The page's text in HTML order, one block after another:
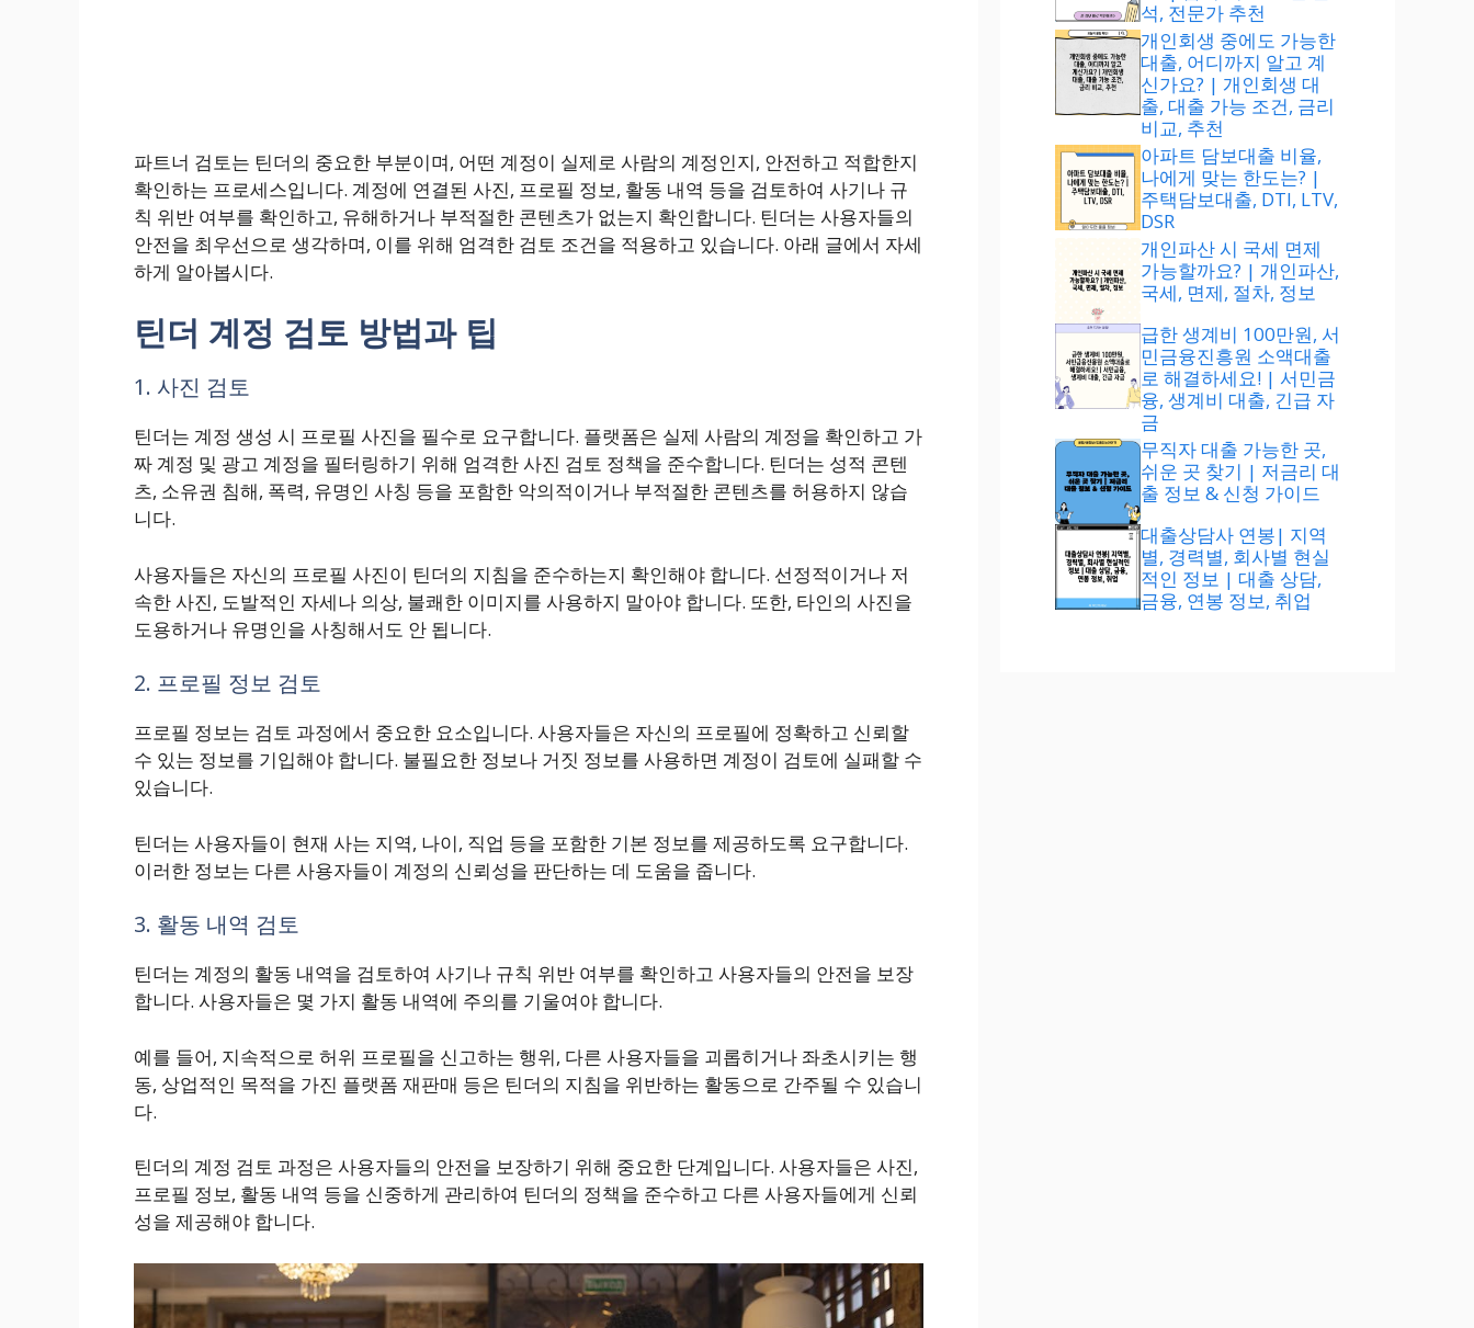
파트너 검토는 틴더의 중요한 부분이며, 어떤 계정이 실제로 사람의 계정인지, 안전하고 적합한지
확인하는 프로세스입니다. 계정에 연결된 사진, 프로필 정보, 활동 내역 등을 검토하여 사기나 규
칙 위반 여부를 확인하고, 유해하거나 부적절한 콘텐츠가 없는지 확인합니다. 틴더는 사용자들의
안전을 최우선으로 생각하며, 이를 위해 엄격한 검토 조건을 적용하고 있습니다. 아래 글에서 자세
하게 알아봅시다.
틴더 계정 검토 방법과 팁
1. 사진 검토
틴더는 계정 생성 시 프로필 사진을 필수로 요구합니다. 플랫폼은 실제 사람의 계정을 확인하고 가
짜 계정 및 광고 계정을 필터링하기 위해 엄격한 사진 검토 정책을 준수합니다. 틴더는 성적 콘텐
츠, 소유권 침해, 폭력, 유명인 사칭 등을 포함한 악의적이거나 부적절한 콘텐츠를 허용하지 않습
니다.
사용자들은 자신의 프로필 사진이 틴더의 지침을 준수하는지 확인해야 합니다. 선정적이거나 저
속한 사진, 도발적인 자세나 의상, 불쾌한 이미지를 사용하지 말아야 합니다. 또한, 타인의 사진을
도용하거나 유명인을 사칭해서도 안 됩니다.
2. 프로필 정보 검토
프로필 정보는 검토 과정에서 중요한 요소입니다. 사용자들은 자신의 프로필에 정확하고 신뢰할
수 있는 정보를 기입해야 합니다. 불필요한 정보나 거짓 정보를 사용하면 계정이 검토에 실패할 수
있습니다.
틴더는 사용자들이 현재 사는 지역, 나이, 직업 등을 포함한 기본 정보를 제공하도록 요구합니다.
이러한 정보는 다른 사용자들이 계정의 신뢰성을 판단하는 데 도움을 줍니다.
3. 활동 내역 검토
틴더는 계정의 활동 내역을 검토하여 사기나 규칙 위반 여부를 확인하고 사용자들의 안전을 보장
합니다. 사용자들은 몇 가지 활동 내역에 주의를 기울여야 합니다.
예를 들어, 지속적으로 허위 프로필을 신고하는 행위, 다른 사용자들을 괴롭히거나 좌초시키는 행
동, 상업적인 목적을 가진 플랫폼 재판매 등은 틴더의 지침을 위반하는 활동으로 간주될 수 있습니
다.
틴더의 계정 검토 과정은 사용자들의 안전을 보장하기 위해 중요한 단계입니다. 사용자들은 사진,
프로필 정보, 활동 내역 등을 신중하게 관리하여 틴더의 정책을 준수하고 다른 사용자들에게 신뢰
성을 제공해야 합니다.
석, 전문가 추천
개인회생 중에도 가능한
대출, 어디까지 알고 계
신가요? | 개인회생 대
출, 대출 가능 조건, 금리
비교, 추천
아파트 담보대출 비율,
나에게 맞는 한도는? |
주택담보대출, DTI, LTV,
DSR
개인파산 시 국세 면제
가능할까요? | 개인파산,
국세, 면제, 절차, 정보
급한 생계비 100만원, 서
민금융진흥원 소액대출
로 해결하세요! | 서민금
융, 생계비 대출, 긴급 자
금
무직자 대출 가능한 곳,
쉬운 곳 찾기 | 저금리 대
출 정보 & 신청 가이드
대출상담사 연봉| 지역
별, 경력별, 회사별 현실
적인 정보 | 대출 상담,
금융, 연봉 정보, 취업